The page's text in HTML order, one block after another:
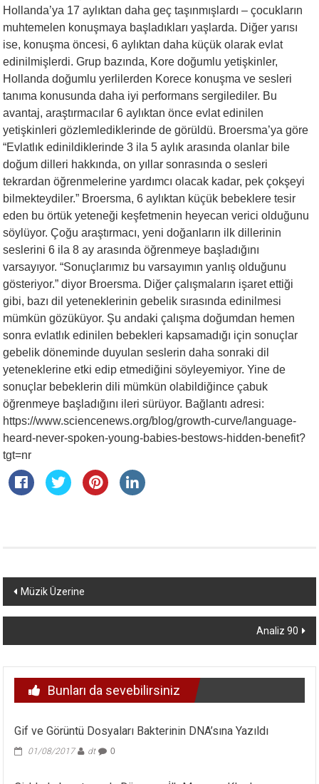
Hollanda’ya 17 aylıktan daha geç taşınmışlardı – çocukların
muhtemelen konuşmaya başladıkları yaşlarda. Diğer yarısı
ise, konuşma öncesi, 6 aylıktan daha küçük olarak evlat
edinilmişlerdi. Grup bazında, Kore doğumlu yetişkinler,
Hollanda doğumlu yerlilerden Korece konuşma ve sesleri
tanıma konusunda daha iyi performans sergilediler. Bu
avantaj, araştırmacılar 6 aylıktan önce evlat edinilen
yetişkinleri gözlemlediklerinde de görüldü. Broersma’ya göre
“Evlatlık edinildiklerinde 3 ila 5 aylık arasında olanlar bile
doğum dilleri hakkında, on yıllar sonrasında o sesleri
tekrardan öğrenmelerine yardımcı olacak kadar, pek çokşeyi
bilmekteydiler.” Broersma, 6 aylıktan küçük bebeklere tesir
eden bu örtük yeteneği keşfetmenin heyecan verici olduğunu
söylüyor. Çoğu araştırmacı, yeni doğanların ilk dillerinin
seslerini 6 ila 8 ay arasında öğrenmeye başladığını
varsayıyor. “Sonuçlarımız bu varsayımın yanlış olduğunu
gösteriyor.” diyor Broersma. Diğer çalışmaların işaret ettiği
gibi, bazı dil yeteneklerinin gebelik sırasında edinilmesi
mümkün gözüküyor. Şu andaki çalışma doğumdan hemen
sonra evlatlık edinilen bebekleri kapsamadığı için sonuçlar
gebelik döneminde duyulan seslerin daha sonraki dil
yeteneklerine etki edip etmediğini söyleyemiyor. Yine de
sonuçlar bebeklerin dili mümkün olabildiğince çabuk
öğrenmeye başladığını ileri sürüyor. Bağlantı adresi:
https://www.sciencenews.org/blog/growth-curve/language-
heard-never-spoken-young-babies-bestows-hidden-benefit?
tgt=nr
Yazı
dolaşımı
Müzik Üzerine
Analiz 90
Bunları da sevebilirsiniz
Gif ve Görüntü Dosyaları Bakterinin DNA’sına Yazıldı
01/08/2017 dt 0